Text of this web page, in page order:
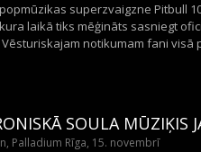
superzvaigzne Pitbull
laikā tiks mēģināts sasniegt
notikumam fani visā
SOULA MŪZIĶIS
Palladium Rīga, 15. novembrī